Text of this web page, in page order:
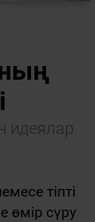
идеялар
тіпті
өмір сүру